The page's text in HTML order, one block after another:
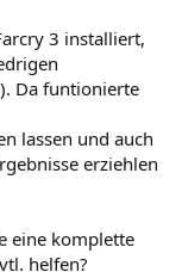
3 installiert,
Da funtionierte
lassen und auch
erziehlen
eine komplette
helfen?